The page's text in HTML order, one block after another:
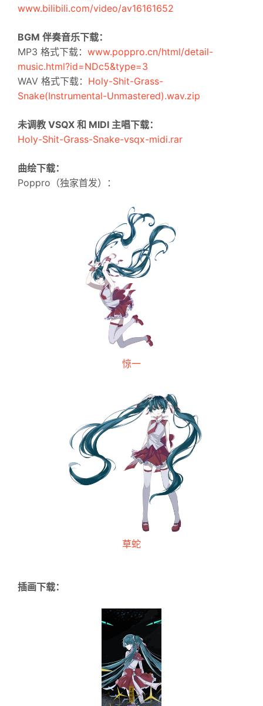
www.bilibili.com/video/av16161652
BGM 伴奏音乐下载：
MP3 格式下载： www.poppro.cn/html/detail-
music.html?id=NDc5&type=3
WAV 格式下载： Holy-Shit-Grass-
Snake(Instrumental-Unmastered).wav.zip
未调教 VSQX 和 MIDI 主唱下载：
Holy-Shit-Grass-Snake-vsqx-midi.rar
曲绘下载：
Poppro（独家首发）：
惊一
草蛇
插画下载：